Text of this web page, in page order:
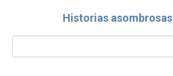
Historias asombrosas
Search: